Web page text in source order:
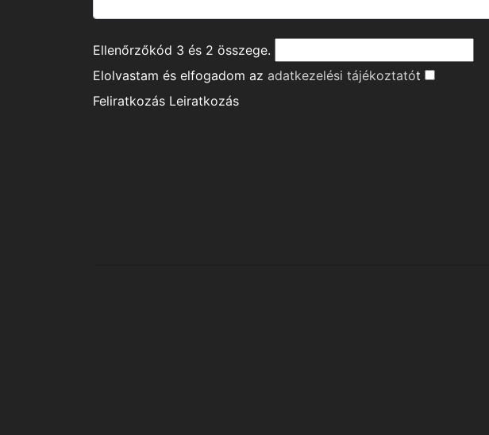
Ellenőrzőkód 3 és 2 összege.
Elolvastam és elfogadom az adatkezelési tájékoztatót
Feliratkozás Leiratkozás